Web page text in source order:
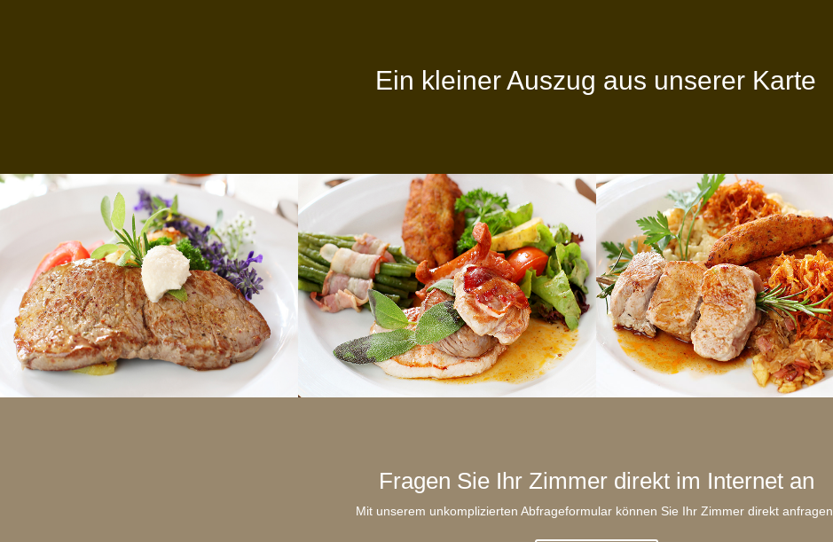
Ein kleiner Auszug aus unserer Karte
Fragen Sie Ihr Zimmer direkt im Internet an
Mit unserem unkomplizierten Abfrageformular können Sie Ihr Zimmer direkt anfragen.